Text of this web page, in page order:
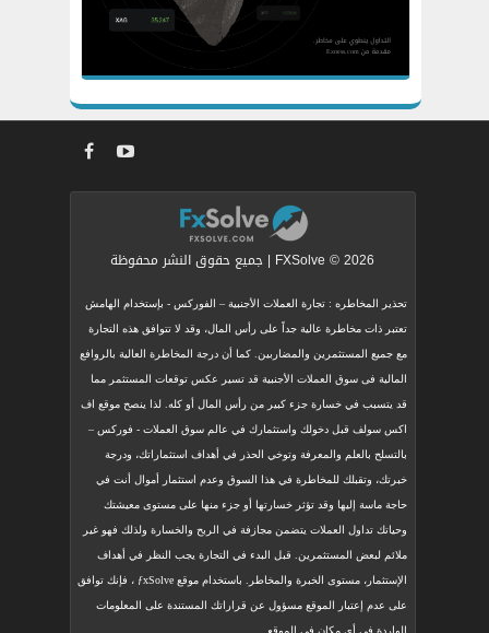
FXSolve © 2026 | جميع حقوق النشر محفوظة
تحذير المخاطره : تجارة العملات الأجنبية – الفوركس - بإستخدام الهامش
تعتبر ذات مخاطرة عالية جداً على رأس المال، وقد لا تتوافق هذه التجارة
مع جميع المستثمرين والمضاربين. كما أن درجة المخاطرة العالية بالروافع
المالية فى سوق العملات الأجنبية قد تسير عكس توقعات المستثمر مما
قد يتسبب في خسارة جزء كبير من رأس المال أو كله. لذا ينصح موقع اف
اكس سولف قبل دخولك واستثمارك في عالم سوق العملات - فوركس –
بالتسلح بالعلم والمعرفة وتوخي الحذر في أهداف استثماراتك، ودرجة
خبرتك، وتقبلك للمخاطرة في هذا السوق وعدم استثمار أموال أنت في
حاجة ماسة إليها وقد تؤثر خسارتها أو جزء منها على مستوى معيشتك
وحياتك تداول العملات يتضمن مجازفة في الربح والخسارة ولذلك فهو غير
ملائم لبعض المستثمرين. قبل البدء في التجارة يجب النظر في أهداف
الإستثمار، مستوى الخبرة والمخاطر. باستخدام موقع ƒxSolve ، فإنك توافق
على عدم إعتبار الموقع مسؤول عن قراراتك المستندة على المعلومات
الواردة في أي مكان في الموقع.